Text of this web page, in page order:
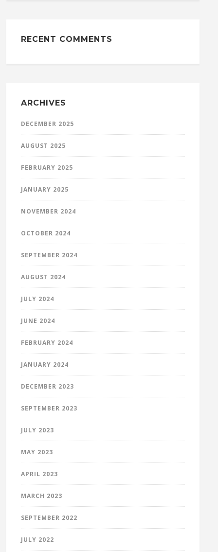
RECENT COMMENTS
ARCHIVES
DECEMBER 2025
AUGUST 2025
FEBRUARY 2025
JANUARY 2025
NOVEMBER 2024
OCTOBER 2024
SEPTEMBER 2024
AUGUST 2024
JULY 2024
JUNE 2024
FEBRUARY 2024
JANUARY 2024
DECEMBER 2023
SEPTEMBER 2023
JULY 2023
MAY 2023
APRIL 2023
MARCH 2023
SEPTEMBER 2022
JULY 2022